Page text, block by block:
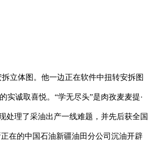
立体图。他一边正在软件中扭转安拆图
诚取喜悦。“学无尽头”是肉孜麦麦提·
处理了采油出产一线难题，并先后获全国
在的中国石油新疆油田分公司沉油开辟